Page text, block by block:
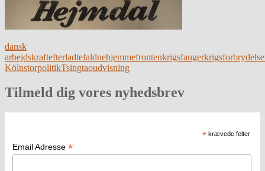
dansk
arbejdskraftefterladtefaldnehjemmefrontenkrigsfanger
KölnstorpolitikTsingtaoudvisning
Tilmeld dig vores nyhedsbrev
* krævede felter
Email Adresse *